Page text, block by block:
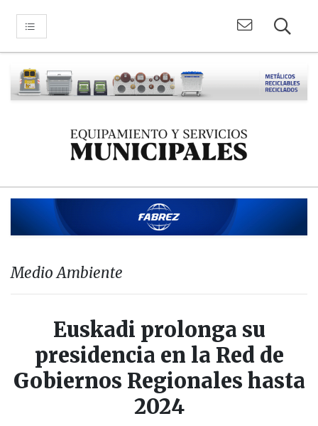
Medio Ambiente
Euskadi prolonga su
presidencia en la Red de
Gobiernos Regionales hasta
2024